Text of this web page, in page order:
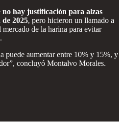
no hay justificación para alzas
de 2025, pero hicieron un llamado a
de la harina para evitar
puede aumentar entre 10% y 15%, y
concluyó Montalvo Morales.